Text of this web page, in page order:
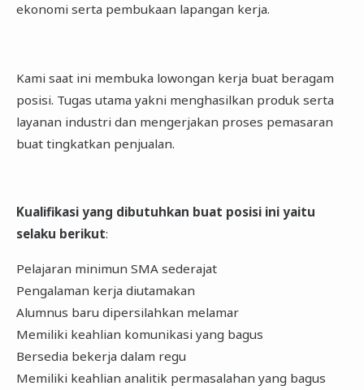
ekonomi serta pembukaan lapangan kerja.
Kami saat ini membuka lowongan kerja buat beragam
posisi. Tugas utama yakni menghasilkan produk serta
layanan industri dan mengerjakan proses pemasaran
buat tingkatkan penjualan.
Kualifikasi yang dibutuhkan buat posisi ini yaitu
selaku berikut:
Pelajaran minimun SMA sederajat
Pengalaman kerja diutamakan
Alumnus baru dipersilahkan melamar
Memiliki keahlian komunikasi yang bagus
Bersedia bekerja dalam regu
Memiliki keahlian analitik permasalahan yang bagus